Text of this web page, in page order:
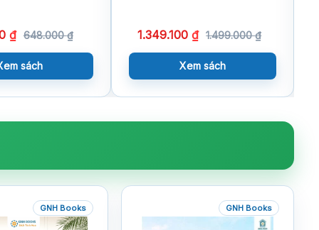
₫ 648.000₫
sách
1.349.100₫ 1.499.000₫
Xem sách
GNH Books GNH Books